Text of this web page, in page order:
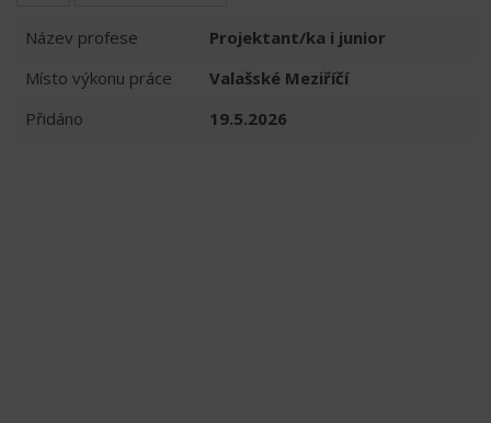
Název profese
Projektant/ka i junior
Místo výkonu práce
Valašské Meziříčí
Přidáno
19.5.2026